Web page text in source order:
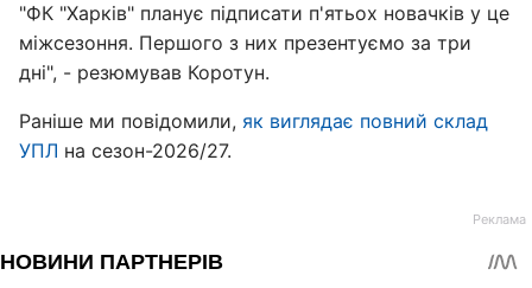
"ФК "Харків" планує підписати п'ятьох новачків у це
міжсезоння. Першого з них презентуємо за три
дні", - резюмував Коротун.
Раніше ми повідомили, як виглядає повний склад
УПЛ на сезон-2026/27.